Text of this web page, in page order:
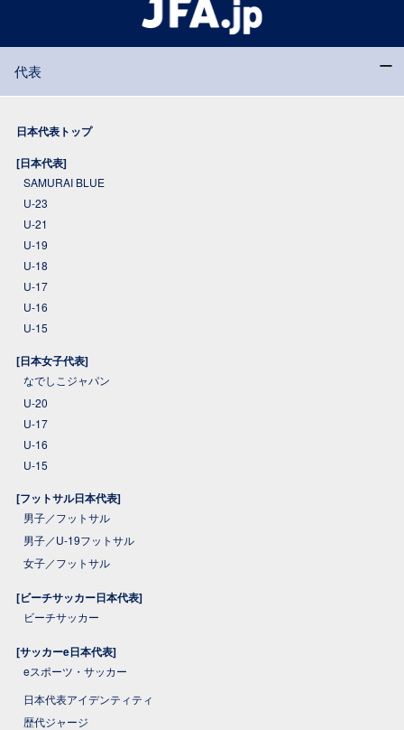
代表
日本代表トップ
[日本代表]
SAMURAI BLUE
U-23
U-21
U-19
U-18
U-17
U-16
U-15
[日本女子代表]
なでしこジャパン
U-20
U-17
U-16
U-15
[フットサル日本代表]
男子／フットサル
男子／U-19フットサル
女子／フットサル
[ビーチサッカー日本代表]
ビーチサッカー
[サッカーe日本代表]
eスポーツ・サッカー
日本代表アイデンティティ
歴代ジャージ